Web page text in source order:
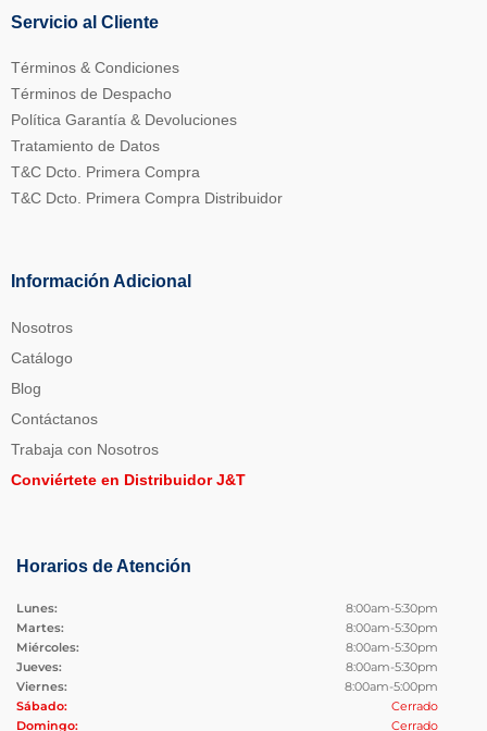
Servicio al Cliente
Términos & Condiciones
Términos de Despacho
Política Garantía & Devoluciones
Tratamiento de Datos
T&C Dcto. Primera Compra
T&C Dcto. Primera Compra Distribuidor
Información Adicional
Nosotros
Catálogo
Blog
Contáctanos
Trabaja con Nosotros
Conviértete en Distribuidor J&T
Horarios de Atención
Lunes:
8:00am-5:30pm
Martes:
8:00am-5:30pm
Miércoles:
8:00am-5:30pm
Jueves:
8:00am-5:30pm
Viernes:
8:00am-5:00pm
Sábado:
Cerrado
Domingo:
Cerrado